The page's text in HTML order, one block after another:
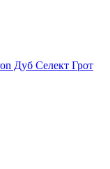
Дуб Селект Грот